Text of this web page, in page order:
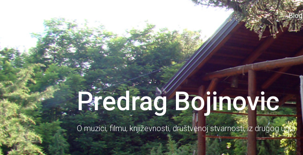
Blog
Predrag Bojinovic
O muzici, filmu, književnosti, društvenoj stvarnosti, iz drugog ugla.